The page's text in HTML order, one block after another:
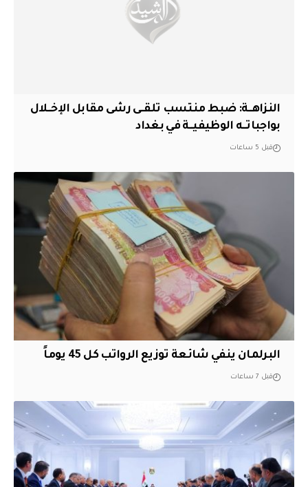
النزاهــة: ضبط منتسب تلقــى رشى مقابل الإخــلال
بواجباتــه الوظيفيــة في بغداد
قبل 5 ساعات
البرلمان ينفي شائعة توزيع الرواتب كل 45 يوماً
قبل 7 ساعات